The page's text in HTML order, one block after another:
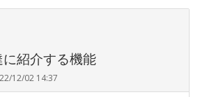
紹介する機能
12/02 14:37